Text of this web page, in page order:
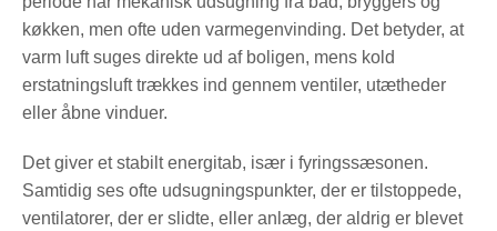
køkken, men ofte uden varmegenvinding. Det betyder, at
varm luft suges direkte ud af boligen, mens kold
erstatningsluft trækkes ind gennem ventiler, utætheder
eller åbne vinduer.
Det giver et stabilt energitab, især i fyringssæsonen.
Samtidig ses ofte udsugningspunkter, der er tilstoppede,
ventilatorer, der er slidte, eller anlæg, der aldrig er blevet